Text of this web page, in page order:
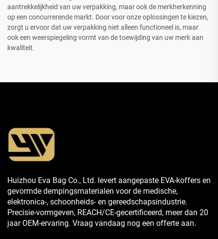
aantrekkelijkheid van uw verpakking, maar ook de merkherkenning
op een concurrerende markt. Door voor onze oplossingen te kiezen,
zorgt u ervoor dat uw verpakking niet alleen functioneel is, maar
ook een weerspiegeling vormt van de toewijding van uw merk aan
kwaliteit.
Huizhou Eva Bag Co., Ltd. levert aangepaste EVA-koffers en
gevormde dempingsmaterialen voor de medische,
elektronica-, schoonheids- en gereedschapsindustrie.
Precisie-vormgeven, REACH/CE-gecertificeerd, meer dan 20
jaar OEM-ervaring. Vraag vandaag nog een offerte aan.